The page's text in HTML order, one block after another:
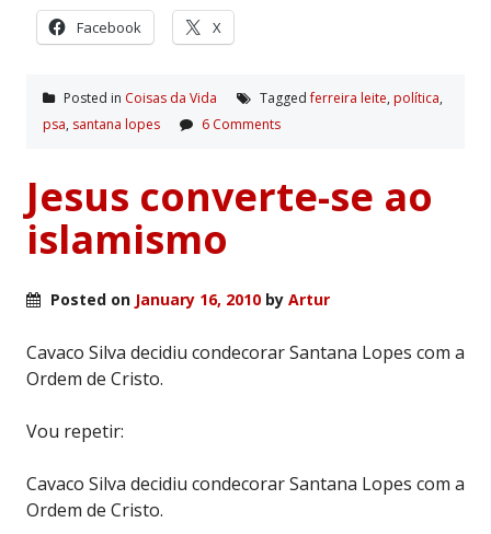
Facebook X
Posted in Coisas da Vida Taggedferreira leite, polí­tica,
psa, santana lopes 6 Comments
Jesus converte-se ao
islamismo
Posted on January 16, 2010 by Artur
Cavaco Silva decidiu condecorar Santana Lopes com a
Ordem de Cristo.
Vou repetir:
Cavaco Silva decidiu condecorar Santana Lopes com a
Ordem de Cristo.